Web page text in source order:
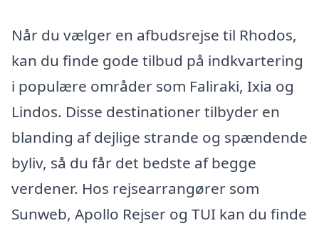
Når du vælger en afbudsrejse til Rhodos,
kan du finde gode tilbud på indkvartering
i populære områder som Faliraki, Ixia og
Lindos. Disse destinationer tilbyder en
blanding af dejlige strande og spændende
byliv, så du får det bedste af begge
verdener. Hos rejsearrangører som
Sunweb, Apollo Rejser og TUI kan du finde